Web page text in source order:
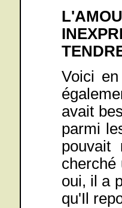
Voici
avait
parmi
cherché
oui, il a
qu'Il